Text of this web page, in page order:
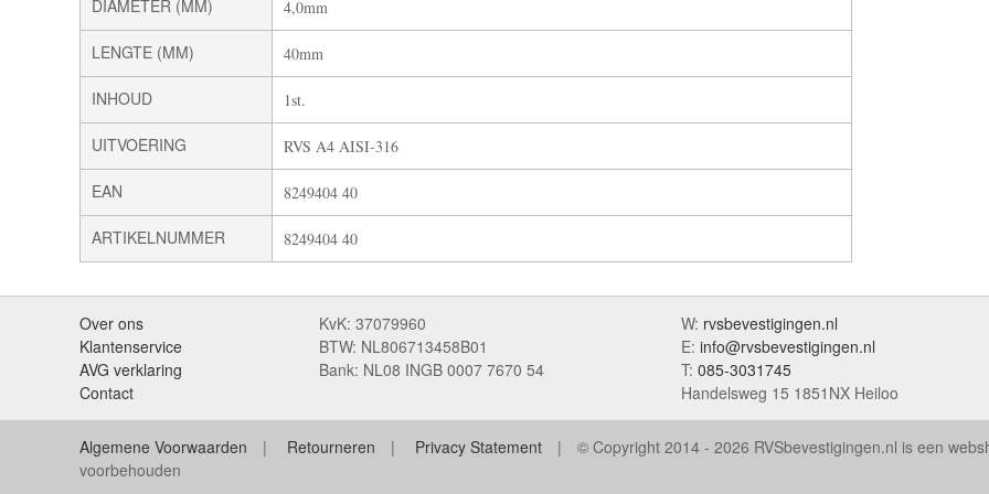
DIAMETER (MM) 4,0mm
LENGTE (MM) 40mm
INHOUD 1st.
UITVOERING RVS A4 AISI-316
EAN 8249404 40
ARTIKELNUMMER 8249404 40
Over ons
Klantenservice
AVG verklaring
Contact
KvK: 37079960
BTW: NL806713458B01
Bank: NL08 INGB 0007 7670 54
W: rvsbevestigingen.nl
E: info@rvsbevestigingen.nl
T: 085-3031745
Handelsweg 15 1851NX Heiloo
Algemene Voorwaarden Retourneren Privacy Statement © Copyright 2014 - 2026 RVSbevestigingen.nl is een
voorbehouden